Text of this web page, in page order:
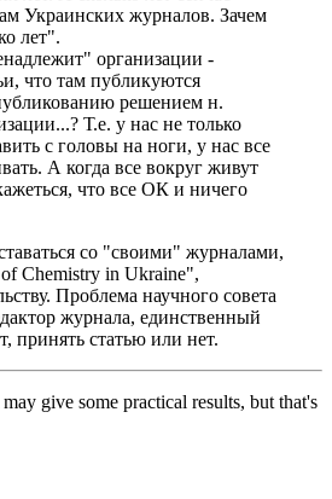
Украинских журналов. Зачем
лет".
организации -
что там публикуются
решением н.
Т.е. у нас не только
с головы на ноги, у нас все
А когда все вокруг живут
что все ОК и ничего
со "своими" журналами,
Chemistry in Ukraine",
Проблема научного совета
журнала, единственный
принять статью или нет.
give some practical results, but that's